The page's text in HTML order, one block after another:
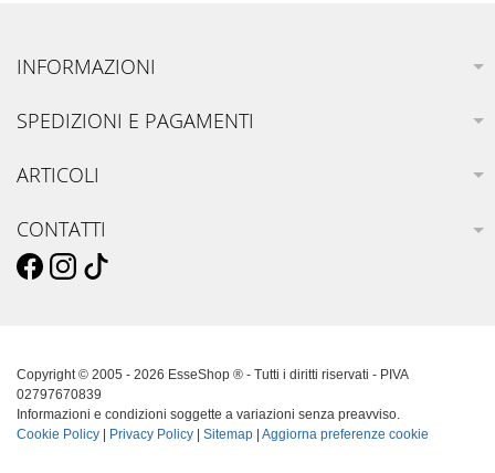
INFORMAZIONI
SPEDIZIONI E PAGAMENTI
ARTICOLI
CONTATTI
Copyright © 2005 - 2026 EsseShop ® - Tutti i diritti riservati - PIVA
02797670839
Informazioni e condizioni soggette a variazioni senza preavviso.
Cookie Policy
Privacy Policy Sitemap Aggiorna preferenze cookie